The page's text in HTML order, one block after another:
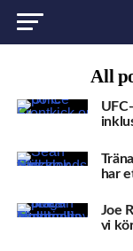
All
har
Joe
vi